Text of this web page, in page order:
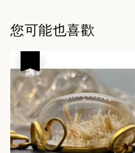
您可能也喜歡